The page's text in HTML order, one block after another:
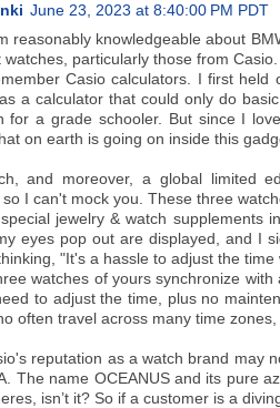
June 23, 2023 at 8:40:00 PM PDT
reasonably knowledgeable about
watches, particularly those from Casio.
Casio calculators. I first
a calculator that could only do
for a grade schooler. But since I
on earth is going on inside this
and moreover, a global limited
I can't mock you. These three
jewelry & watch supplements
eyes pop out are displayed, and I
"It's a hassle to adjust the
watches of yours synchronize
to adjust the time, plus no
often travel across many time zones,
reputation as a watch brand may
The name OCEANUS and its pure
isn’t it? So if a customer is a